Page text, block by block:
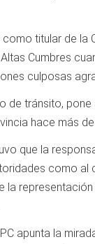
como titular de la
Cumbres
culposas
de tránsito,
hace más
que la
como al
la
apunta la